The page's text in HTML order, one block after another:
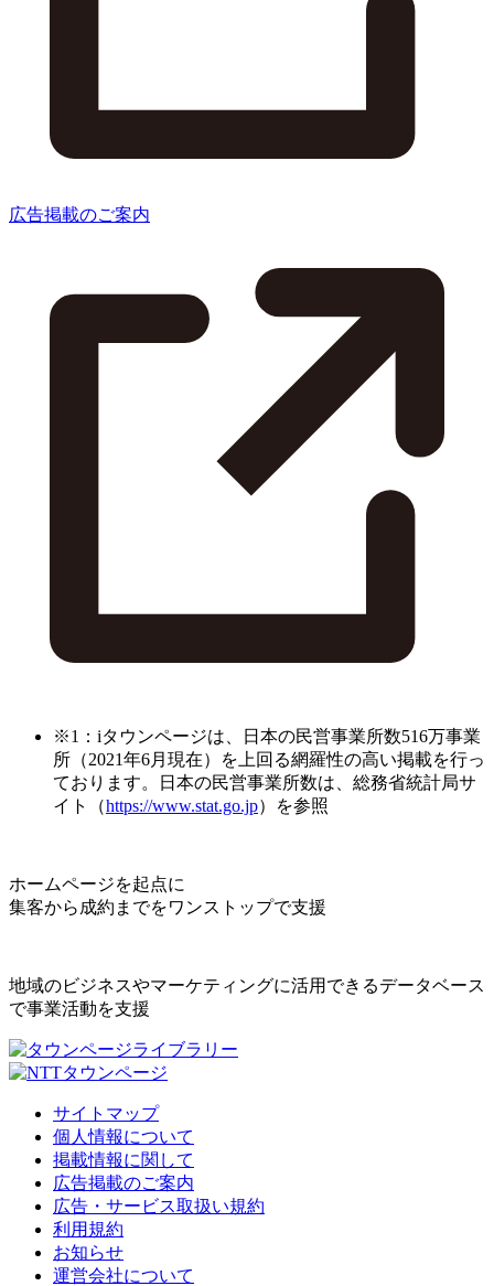
広告掲載のご案内
※1：iタウンページは、日本の民営事業所数516万事業
所（2021年6月現在）を上回る網羅性の高い掲載を行っ
ております。日本の民営事業所数は、総務省統計局サ
イト（https://www.stat.go.jp）を参照
ホームページを起点に
集客から成約までをワンストップで支援
地域のビジネスやマーケティングに活用できるデータベース
で事業活動を支援
サイトマップ
個人情報について
掲載情報に関して
広告掲載のご案内
広告・サービス取扱い規約
利用規約
お知らせ
運営会社について